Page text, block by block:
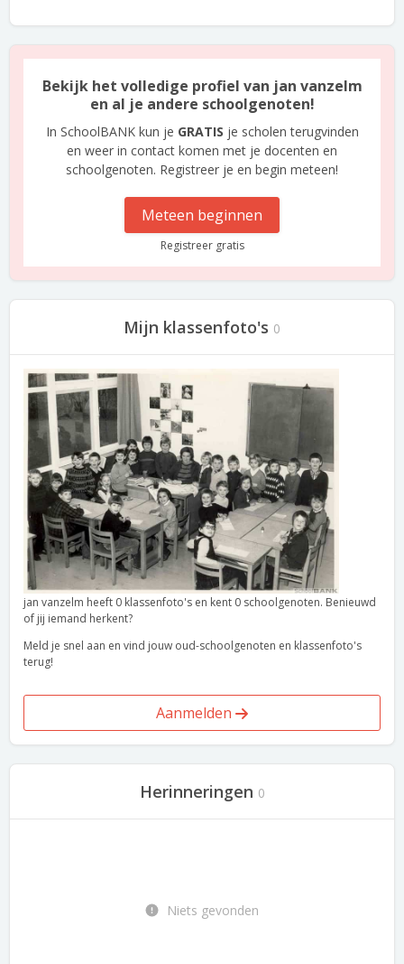
Bekijk het volledige profiel van jan vanzelm
en al je andere schoolgenoten!
In SchoolBANK kun je GRATIS je scholen terugvinden
en weer in contact komen met je docenten en
schoolgenoten. Registreer je en begin meteen!
Meteen beginnen
Registreer gratis
Mijn klassenfoto's 0
jan vanzelm heeft 0 klassenfoto's en kent 0 schoolgenoten. Benieuwd
of jij iemand herkent?
Meld je snel aan en vind jouw oud-schoolgenoten en klassenfoto's
terug!
Aanmelden
Herinneringen 0
Niets gevonden